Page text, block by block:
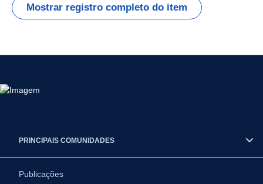
Mostrar registro completo do item
PRINCIPAIS COMUNIDADES
Publicações